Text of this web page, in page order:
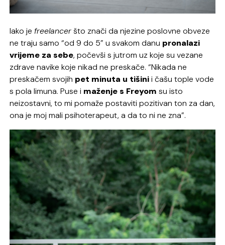
Iako je freelanceršto znači da njezine poslovne obveze
ne traju samo “od 9 do 5” u svakom danu pronalazi
vrijeme za sebe, počevši s jutrom uz koje su vezane
zdrave navike koje nikad ne preskače. “Nikada ne
preskačem svojih pet minuta u tišinii čašu tople vode
s pola limuna. Puse i maženje s Freyom su isto
neizostavni, to mi pomaže postaviti pozitivan ton za dan,
ona je moj mali psihoterapeut, a da to ni ne zna”.